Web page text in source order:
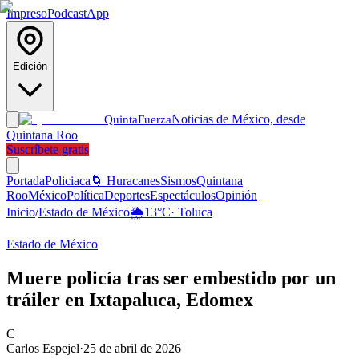
ImpresoPodcastApp
Edición
QuintaFuerzaNoticias de México, desde
Quintana Roo
Suscríbete gratis
PortadaPoliciaca 🌀 HuracanesSismosQuintana
RooMéxicoPolíticaDeportesEspectáculosOpinión
Inicio/Estado de México🌦️13°C· Toluca
Estado de México
Muere policía tras ser embestido por un
tráiler en Ixtapaluca, Edomex
C
Carlos Espejel·25 de abril de 2026